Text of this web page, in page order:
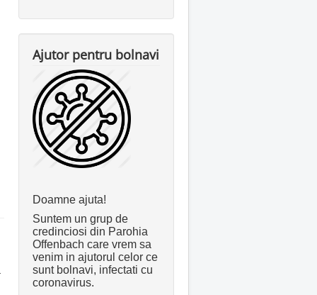
Ajutor pentru bolnavi
Doamne ajuta!
Suntem un grup de
credinciosi din Parohia
Offenbach care vrem sa
venim in ajutorul celor ce
sunt bolnavi, infectati cu
coronavirus.